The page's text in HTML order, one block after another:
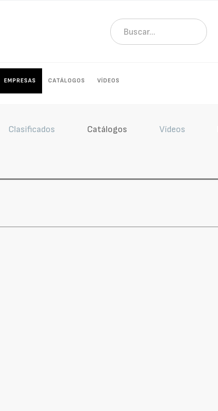
EMPRESAS CATÁLOGOS VÍDEOS
Clasificados Catálogos Vídeos